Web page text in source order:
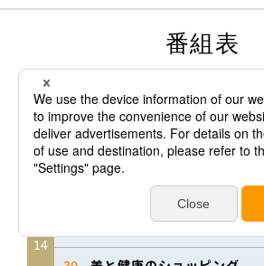
番組表